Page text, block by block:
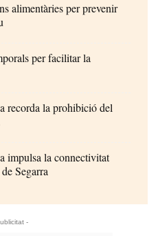
alimentàries per prevenir
per facilitar la
recorda la prohibició del
impulsa la connectivitat
Segarra
-